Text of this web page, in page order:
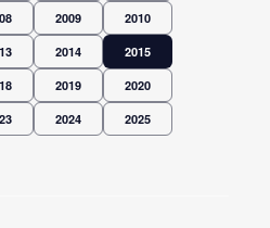
2009 2010
2014 2015
2019 2020
2024 2025